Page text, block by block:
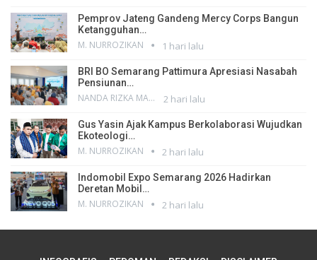
Pemprov Jateng Gandeng Mercy Corps Bangun
Ketangguhan…
M. NURROZIKAN 1 hari lalu
BRI BO Semarang Pattimura Apresiasi Nasabah
Pensiunan…
NANDA RIZKA MAHENDRA 2 hari lalu
Gus Yasin Ajak Kampus Berkolaborasi Wujudkan
Ekoteologi…
M. NURROZIKAN 2 hari lalu
Indomobil Expo Semarang 2026 Hadirkan
Deretan Mobil…
M. NURROZIKAN 2 hari lalu